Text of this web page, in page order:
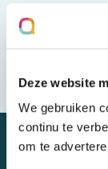
Deze website
We gebruiken
continu te
om te